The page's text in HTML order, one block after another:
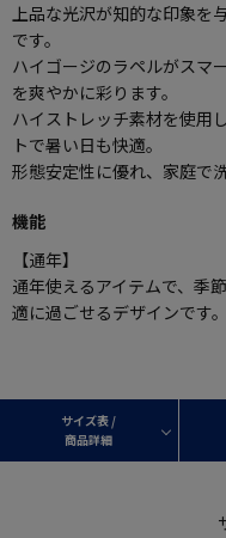
上品な光沢が知的な印象を
です。
ハイゴージのラペルがスマ
を爽やかに彩ります。
ハイストレッチ素材を使用
トで暑い日も快適。
形態安定性に優れ、家庭で
機能
【通年】
通年使えるアイテムで、季
適に過ごせるデザインです。
サイズ表 /
商品詳細